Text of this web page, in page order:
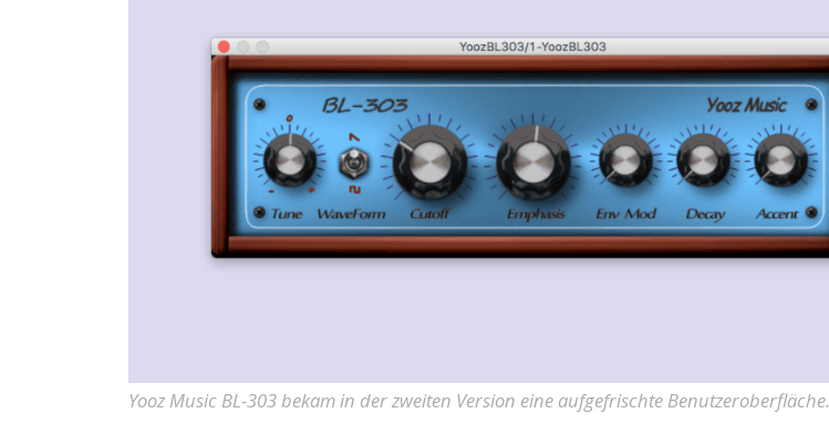
Yooz Music BL-303 bekam in der zweiten Version eine aufgefrischte Benutzeroberfläche.